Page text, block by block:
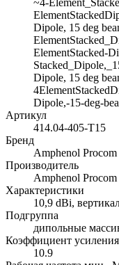
~4-
Dipole, 15 deg
ElementStacked-
Dipole, 15 deg
Dipole,-15-deg-
Артикул
414.04-405-T15
Бренд
Amphenol Procom
Производитель
Amphenol Procom
Характеристики
10,9 dBi,
Подгруппа
дипольные
Коэффициент
10.9